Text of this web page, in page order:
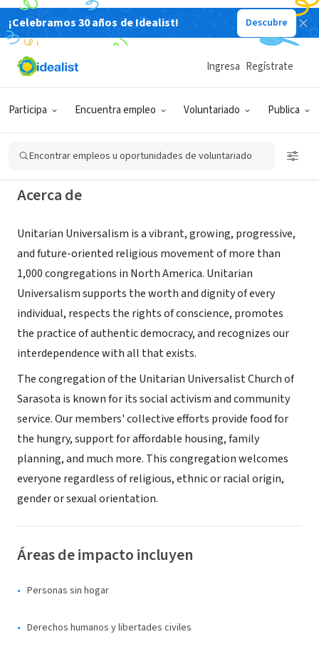
¡Celebramos 30 años de Idealist! Descubre
Participa Encuentra empleo Voluntariado Publica
Ingresa Regístrate
Encontrar empleos u oportunidades de voluntariado
ORGANIZACIÓN SIN FIN DE LUCRO
Unitarian Universalist Church of
Sarasota
Sarasota, FL www.uusarasota.org
Acerca de
Unitarian Universalism is a vibrant, growing, progressive,
and future-oriented religious movement of more than
1,000 congregations in North America. Unitarian
Universalism supports the worth and dignity of every
individual, respects the rights of conscience, promotes
the practice of authentic democracy, and recognizes our
interdependence with all that exists.
The congregation of the Unitarian Universalist Church of
Sarasota is known for its social activism and community
service. Our members' collective efforts provide food for
the hungry, support for affordable housing, family
planning, and much more. This congregation welcomes
everyone regardless of religious, ethnic or racial origin,
gender or sexual orientation.
Áreas de impacto incluyen
Personas sin hogar
Derechos humanos y libertades civiles